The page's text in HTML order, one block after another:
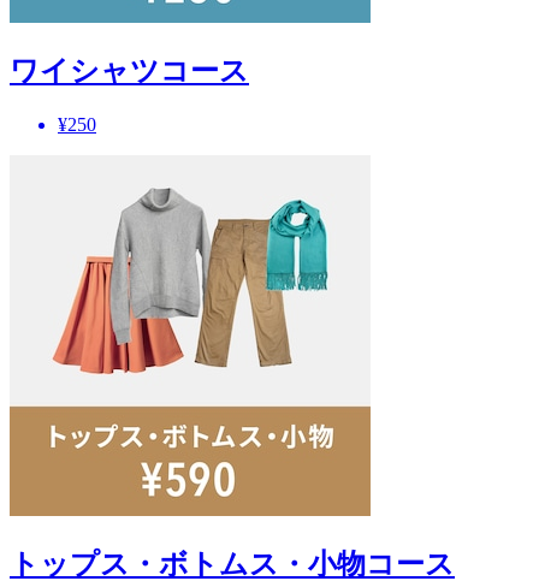
ワイシャツコース
¥250
トップス・ボトムス・小物コース